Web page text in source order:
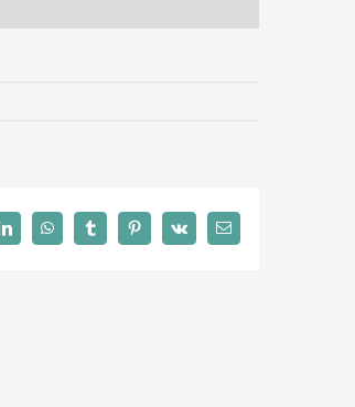
LinkedInWhatsAppTumblrPinterest
Vk
E-
Mail